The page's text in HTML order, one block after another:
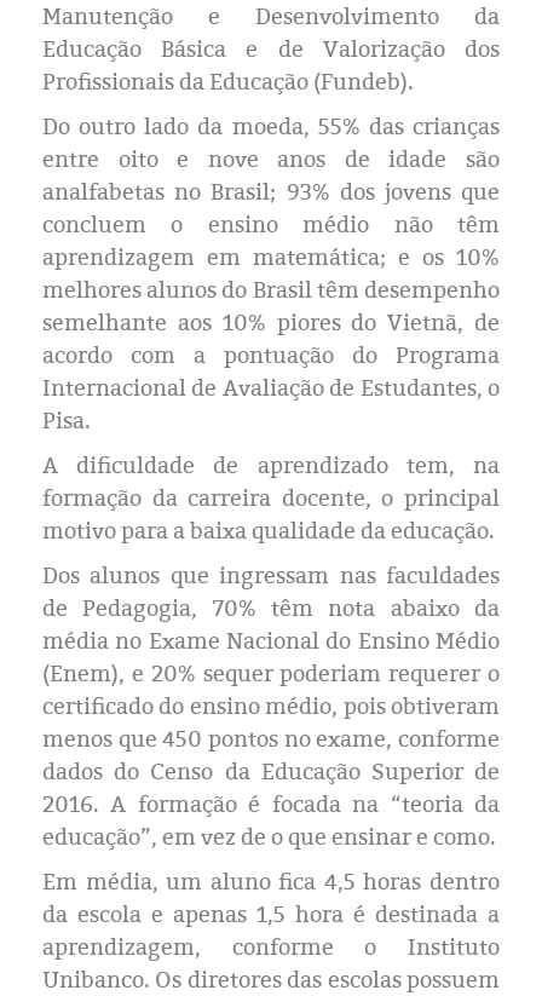
Manutenção e Desenvolvimento da
Educação Básica e de Valorização dos
Profissionais da Educação (Fundeb).
Do outro lado da moeda, 55% das crianças
entre oito e nove anos de idade são
analfabetas no Brasil; 93% dos jovens que
concluem o ensino médio não têm
aprendizagem em matemática; e os 10%
melhores alunos do Brasil têm desempenho
semelhante aos 10% piores do Vietnã, de
acordo com a pontuação do Programa
Internacional de Avaliação de Estudantes, o
Pisa.
A dificuldade de aprendizado tem, na
formação da carreira docente, o principal
motivo para a baixa qualidade da educação.
Dos alunos que ingressam nas faculdades
de Pedagogia, 70% têm nota abaixo da
média no Exame Nacional do Ensino Médio
(Enem), e 20% sequer poderiam requerer o
certificado do ensino médio, pois obtiveram
menos que 450 pontos no exame, conforme
dados do Censo da Educação Superior de
2016. A formação é focada na “teoria da
educação”, em vez de o que ensinar e como.
Em média, um aluno fica 4,5 horas dentro
da escola e apenas 1,5 hora é destinada a
aprendizagem, conforme o Instituto
Unibanco. Os diretores das escolas possuem